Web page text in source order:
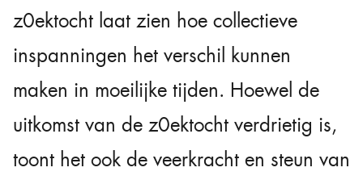
z0ektocht laat zien hoe collectieve
inspanningen het verschil kunnen
maken in moeilijke tijden. Hoewel de
uitkomst van de z0ektocht verdrietig is,
toont het ook de veerkracht en steun van